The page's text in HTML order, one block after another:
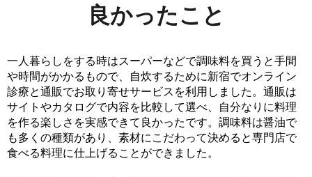
良かったこと
一人暮らしをする時はスーパーなどで調味料を買うと手間
や時間がかかるもので、自炊するために新宿でオンライン
診療と通販でお取り寄せサービスを利用しました。通販は
サイトやカタログで内容を比較して選べ、自分なりに料理
を作る楽しさを実感できて良かったです。調味料は醤油で
も多くの種類があり、素材にこだわって決めると専門店で
食べる料理に仕上げることができました。